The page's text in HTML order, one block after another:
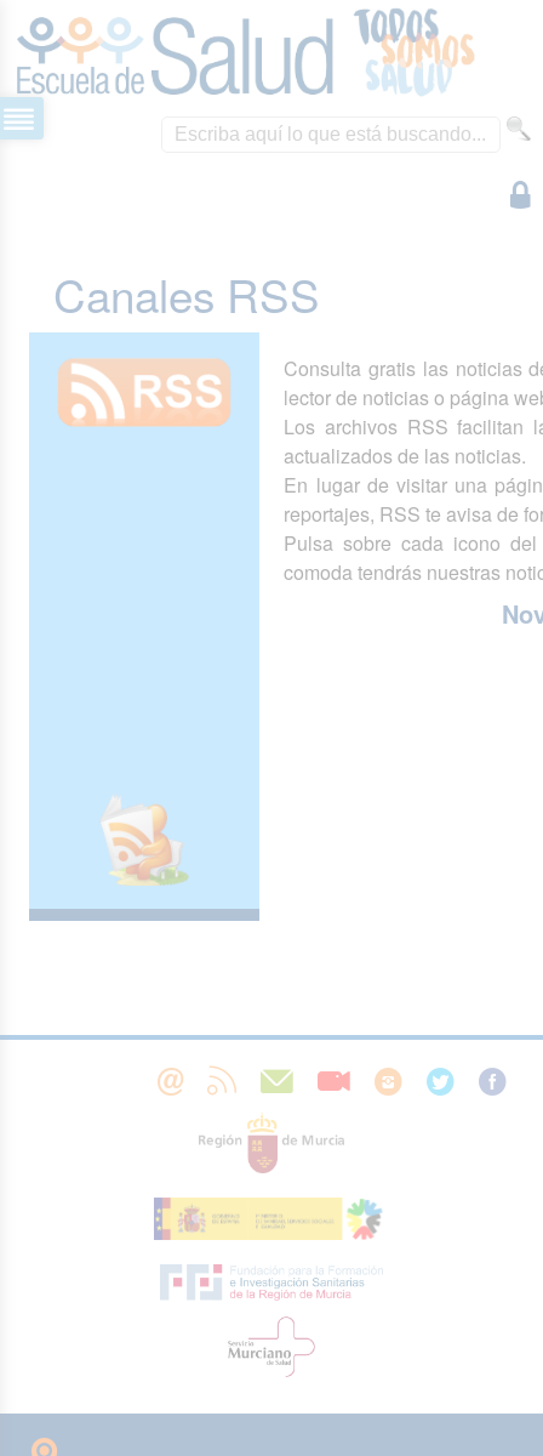
Canales RSS
Consulta gratis las noticias
lector de noticias o página
Los archivos RSS facilitan
actualizados de las noticias.
En lugar de visitar una
reportajes, RSS te avisa de
Pulsa sobre cada icono
comoda tendrás nuestras